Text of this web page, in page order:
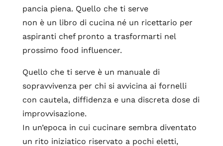
pancia piena. Quello che ti serve
non è un libro di cucina né un ricettario per
aspiranti chef pronto a trasformarti nel
prossimo food influencer.
Quello che ti serve è un manuale di
sopravvivenza per chi si avvicina ai fornelli
con cautela, diffidenza e una discreta dose di
improvvisazione.
In un’epoca in cui cucinare sembra diventato
un rito iniziatico riservato a pochi eletti,